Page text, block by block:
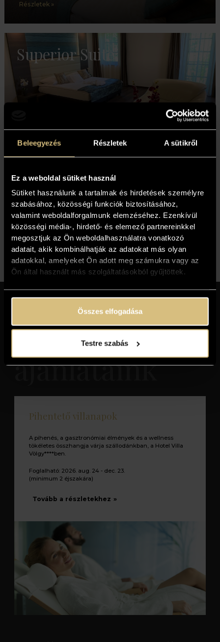
Beleegyezés Részletek A sütikről
Ez a weboldal sütiket használ
Sütiket használunk a tartalmak és hirdetések személyre
szabásához, közösségi funkciók biztosításához,
valamint weboldalforgalmunk elemzéséhez. Ezenkívül
közösségi média-, hirdető- és elemező partnereinkkel
megosztjuk az Ön weboldalhasználatra vonatkozó
adatait, akik kombinálhatják az adatokat más olyan
adatokkal, amelyeket Ön adott meg számukra vagy az
Ön által használt más szolgáltatásokból gyűjtöttek.
Összes elfogadása
Testre szabás
Részletek »
Superior Suite
Részletek »
LCD televízió Telefon
Kiemelt
ajánlataink
Pihentető villanapok
A pihenés, a gasztronómiai élmények és a wellness
tökéletes összhangja várja szállodánkban, a Hotel Villa
Völgy****ben.
Foglalható: 2026. aug. 24 - dec. 23.
(minimum 2 éjszakára)
Tovább a részletekhez